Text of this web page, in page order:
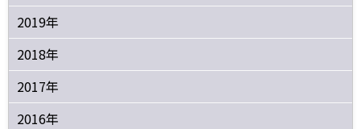
2019年
2018年
2017年
2016年